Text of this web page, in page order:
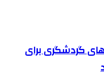
گردشگری برای